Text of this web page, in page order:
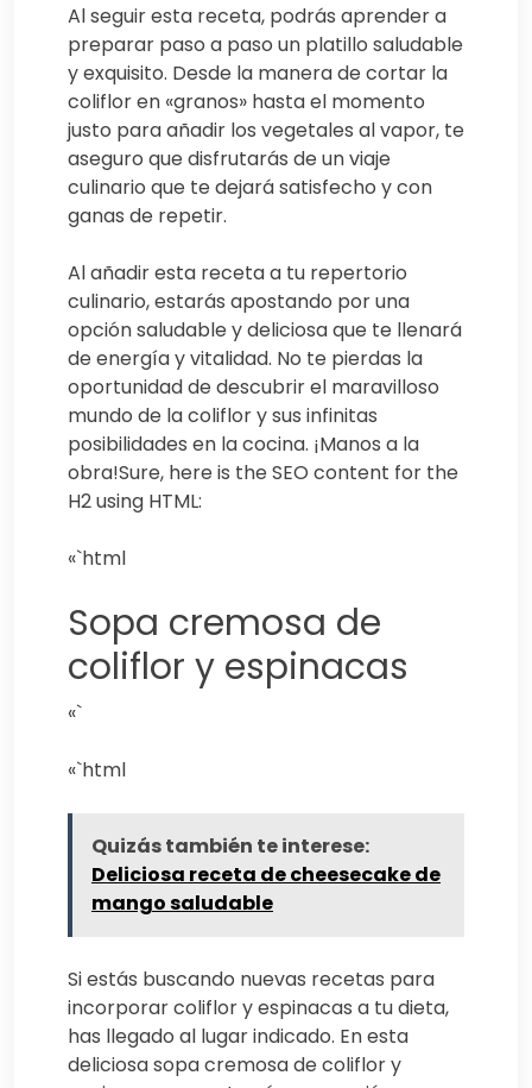
Al seguir esta receta, podrás aprender a
preparar paso a paso un platillo saludable
y exquisito. Desde la manera de cortar la
coliflor en «granos» hasta el momento
justo para añadir los vegetales al vapor, te
aseguro que disfrutarás de un viaje
culinario que te dejará satisfecho y con
ganas de repetir.
Al añadir esta receta a tu repertorio
culinario, estarás apostando por una
opción saludable y deliciosa que te llenará
de energía y vitalidad. No te pierdas la
oportunidad de descubrir el maravilloso
mundo de la coliflor y sus infinitas
posibilidades en la cocina. ¡Manos a la
obra!Sure, here is the SEO content for the
H2 using HTML:
«`html
Sopa cremosa de
coliflor y espinacas
«`
«`html
Quizás también te interese:
Deliciosa receta de cheesecake de
mango saludable
Si estás buscando nuevas recetas para
incorporar coliflor y espinacas a tu dieta,
has llegado al lugar indicado. En esta
deliciosa sopa cremosa de coliflor y